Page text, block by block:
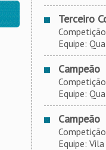
Terceiro
Competição:
Equipe:
Campeão
Competição:
Equipe:
Campeão
Equipe: Vila